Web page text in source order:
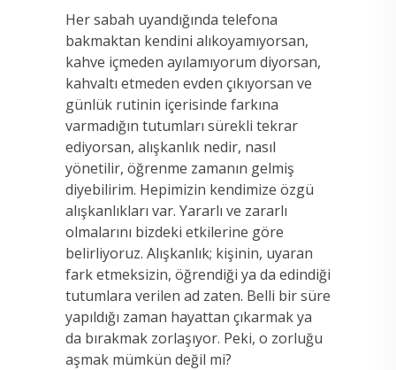
Her sabah uyandığında telefona
bakmaktan kendini alıkoyamıyorsan,
kahve içmeden ayılamıyorum diyorsan,
kahvaltı etmeden evden çıkıyorsan ve
günlük rutinin içerisinde farkına
varmadığın tutumları sürekli tekrar
ediyorsan, alışkanlık nedir, nasıl
yönetilir, öğrenme zamanın gelmiş
diyebilirim. Hepimizin kendimize özgü
alışkanlıkları var. Yararlı ve zararlı
olmalarını bizdeki etkilerine göre
belirliyoruz. Alışkanlık; kişinin, uyaran
fark etmeksizin, öğrendiği ya da edindiği
tutumlara verilen ad zaten. Belli bir süre
yapıldığı zaman hayattan çıkarmak ya
da bırakmak zorlaşıyor. Peki, o zorluğu
aşmak mümkün değil mi?